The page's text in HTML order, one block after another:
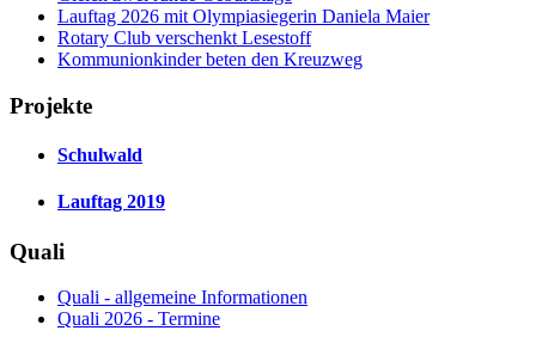
Lauftag 2026 mit Olympiasiegerin Daniela Maier
Rotary Club verschenkt Lesestoff
Kommunionkinder beten den Kreuzweg
Projekte
Schulwald
Lauftag 2019
Quali
Quali - allgemeine Informationen
Quali 2026 - Termine